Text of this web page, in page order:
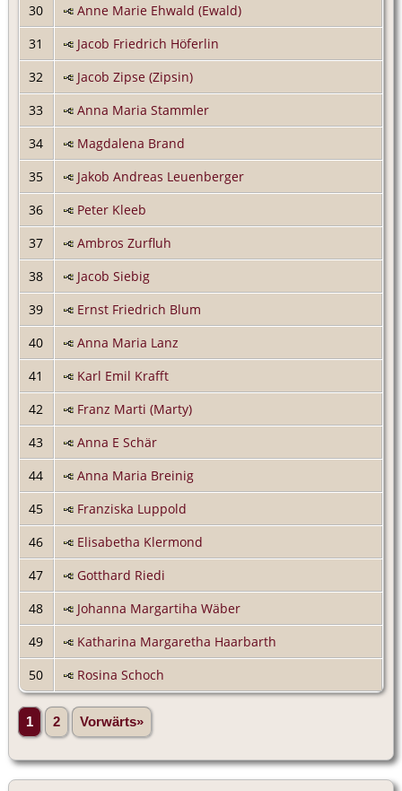
30
Anne Marie Ehwald (Ewald)
31
Jacob Friedrich Höferlin
32
Jacob Zipse (Zipsin)
33
Anna Maria Stammler
34
Magdalena Brand
35
Jakob Andreas Leuenberger
36
Peter Kleeb
37
Ambros Zurfluh
38
Jacob Siebig
39
Ernst Friedrich Blum
40
Anna Maria Lanz
41
Karl Emil Krafft
42
Franz Marti (Marty)
43
Anna E Schär
44
Anna Maria Breinig
45
Franziska Luppold
46
Elisabetha Klermond
47
Gotthard Riedi
48
Johanna Margartiha Wäber
49
Katharina Margaretha Haarbarth
50
Rosina Schoch
1 2 Vorwärts»